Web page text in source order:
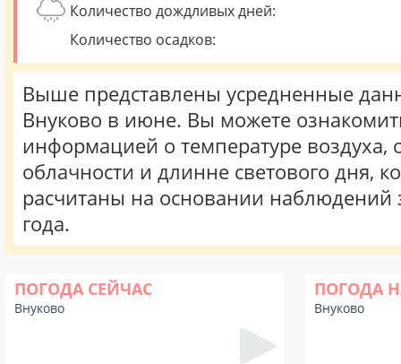
Количество дождливых дней:
Количество осадков:
Выше представлены усредненные
Внуково в июне. Вы можете
информацией о температуре воздуха,
облачности и длинне светового дня,
расчитаны на основании наблюдений
года.
ПОГОДА СЕЙЧАС
Внуково
ПОГОДА
Внуково